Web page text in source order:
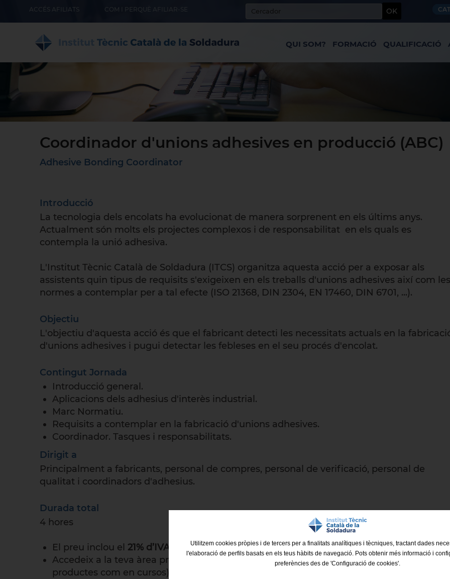
ACCÉS AFILIATS COM I PERQUÈ AFILIAR-SE OK
QUI SOM? FORMACIÓ QUALIFICACIÓ
Coordinador d'unions adhesives en producció (ABC)
Adhesive Bonding Coordinator
Introducció
La tecnologia dels encolats ha evolucionat de manera sorprenent en els últims anys.
Actualment són molts els projectes complexos i de responsabilitat en els quals es
contempla la unió adhesiva.
L'Institut Tècnic Català de Soldadura (ITCS) organitza aquesta acció per a exposar als
assistents quin tipus de requisits s'exigeixen en els treballs d'unions adhesives així com les
normes a contemplar per a tal efecte (ISO 21368, DIN 2304, EN 17460, DIN 6701, ...).
Objectiu
L'objectiu d'aquesta acció és que el fabricant detecti les necessitats actuals en la
d'unions adhesives i pugui detectar les febleses en el seu procés d'encolat.
Contingut Jornada
Introducció general.
Aplicacions dels adhesius d'interès industrial.
Marc Normatiu.
Requisits a contemplar en la fabricació d'unions adhesives.
Coordinador. Tasques i responsabilitats.
Dirigit a
Principalment a fabricants, personal de compres, personal de verificació, personal de
qualitat i coordinadors d'adhesius.
Durada total
4 hores
El preu inclou el 21% d’IVA.
Accedeix a la teva àrea privada d'afiliat/da per a gaudir del10% de descompte
productes com en cursos).
Utilitzem cookies pròpies i de tercers per a finalitats analítiques i tècniques, tractant dades
l'elaboració de perfils basats en els teus hàbits de navegació. Pots obtenir més informació i
preferències des de 'Configuració de cookies'.